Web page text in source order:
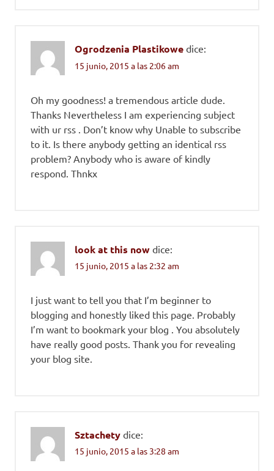
Ogrodzenia Plastikowe dice:
15 junio, 2015 a las 2:06 am
Oh my goodness! a tremendous article dude.
Thanks Nevertheless I am experiencing subject
with ur rss . Don’t know why Unable to subscribe
to it. Is there anybody getting an identical rss
problem? Anybody who is aware of kindly
respond. Thnkx
look at this now dice:
15 junio, 2015 a las 2:32 am
I just want to tell you that I’m beginner to
blogging and honestly liked this page. Probably
I’m want to bookmark your blog . You absolutely
have really good posts. Thank you for revealing
your blog site.
Sztachety dice:
15 junio, 2015 a las 3:28 am